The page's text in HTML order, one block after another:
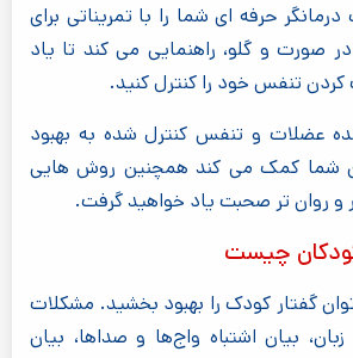
حرفه ای شما را با تمریناتی برای
صورت و گلو، راهنمایی می کند تا یاد
تنفس خود را کنترل کنید.
عضلات و تنفس کنترل شده به بهبود
شما کمک می کند همچنین روش هایی
و روان تر صحبت یاد خواهید گرفت.
چیست
گفتار کودک را بهبود بخشید. مشکلات
بیان اشتباه واج‌ها و صداها، بیان